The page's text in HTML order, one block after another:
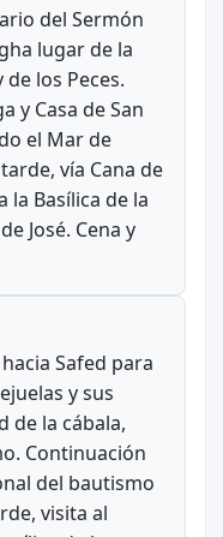
del Sermón
lugar de la
los Peces.
y Casa de San
el Mar de
vía Cana de
la Basílica de la
José. Cena y
Safed para
y sus
de la cábala,
Continuación
del bautismo
visita al